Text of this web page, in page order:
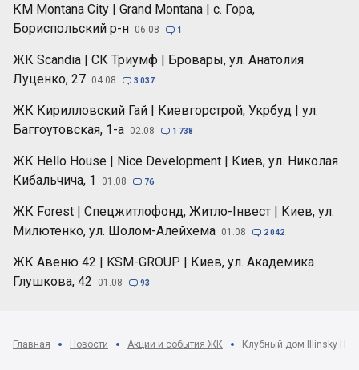
КМ Montana City | Grand Montana | с. Гора,
Бориспольский р-н 06.08  1
ЖК Scandia | СК Триумф | Бровары, ул. Анатолия
Луценко, 27 04.08  3 037
ЖК Кирилловский Гай | Киевгорстрой, Укрбуд | ул.
Баггоутовская, 1-а 02.08  1 738
ЖК Hello House | Nice Development | Киев, ул. Николая
Кибальчича, 1
01.08  76
ЖК Forest | Спецжитлофонд, Житло-Інвест | Киев, ул.
Милютенко, ул. Шолом-Алейхема 01.08  2 042
ЖК Авеню 42 | KSM-GROUP | Киев, ул. Академика
Глушкова, 42
01.08  93
Главная Новости Акции и события ЖК Клубный дом Illinsky